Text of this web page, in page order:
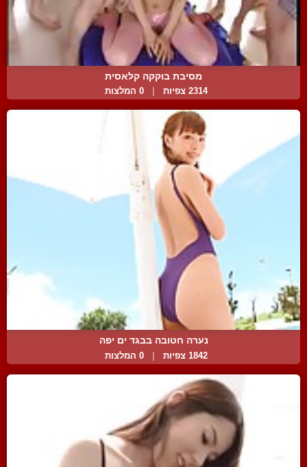
מסיבת בוקקה קלאסית
2314 צפיות 0 המלצות
נערה חטובה בבגד ים יפה
1842 צפיות 0 המלצות